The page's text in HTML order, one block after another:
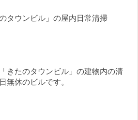
タウンビル」の屋内日常清掃
きたのタウンビル」の建物内の清
無休のビルです。